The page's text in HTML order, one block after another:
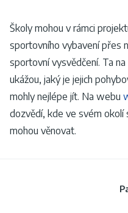
Školy mohou v rámci
sportovního vybavení přes
sportovní vysvědčení. Ta
ukážou, jaký je jejich
mohly nejlépe jít. Na webu
dozvědí, kde ve svém okolí
mohou věnovat.